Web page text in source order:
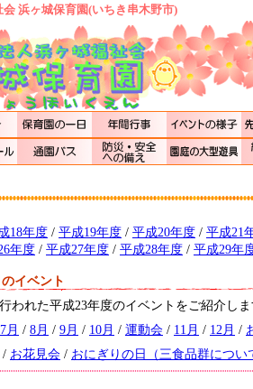
浜ヶ城保育園(いちき串木野市)
18年度 / 平成19年度 / 平成20年度 / 平成21
年度 / 平成27年度 / 平成28年度 / 平成29年
イベント
われた平成23年度のイベントをご紹介しま
7月 / 8月 / 9月 / 10月 / 運動会 / 11月 / 12月 /
/ お花見会 / おにぎりの日（三食品群につい